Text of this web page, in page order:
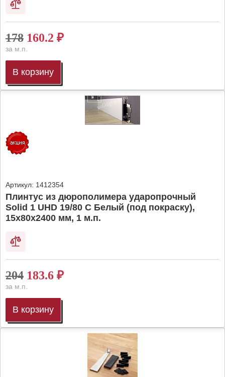
178 160.2 ₽
за м.п.
В корзину
Артикул: 1412354
Плинтус из дюрополимера ударопрочный
Solid 1 UHD 19/80 C Белый (под покраску),
15х80х2400 мм, 1 м.п.
204 183.6 ₽
за м.п.
В корзину